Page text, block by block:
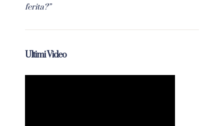
ferita?”
Ultimi Video